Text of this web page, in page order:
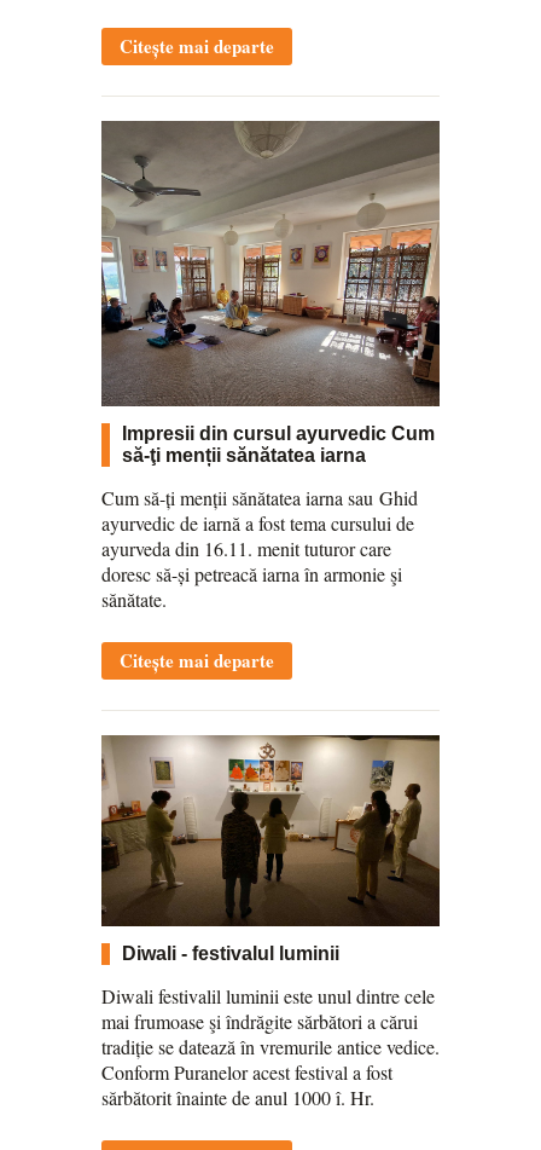
Citește mai departe
Impresii din cursul ayurvedic Cum
să-ţi menții sănătatea iarna
Cum să-ți menții sănătatea iarna sau Ghid
ayurvedic de iarnă a fost tema cursului de
ayurveda din 16.11. menit tuturor care
doresc să-și petreacă iarna în armonie şi
sănătate.
Citește mai departe
Diwali - festivalul luminii
Diwali festivalil luminii este unul dintre cele
mai frumoase şi îndrăgite sărbători a cărui
tradiție se datează în vremurile antice vedice.
Conform Puranelor acest festival a fost
sărbătorit înainte de anul 1000 î. Hr.